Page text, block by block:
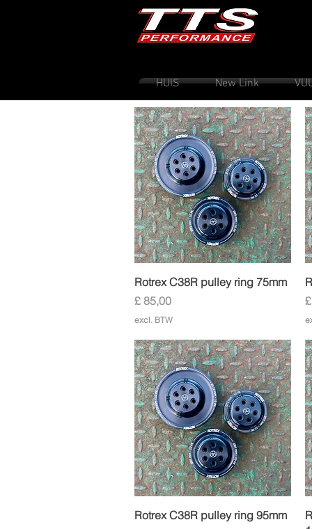
HUIS New Link
Snel overzicht
Rotrex C38R pulley ring 75mm
Prijs
£ 85,00
excl. BTW
Snel overzicht
Rotrex C38R pulley ring 95mm